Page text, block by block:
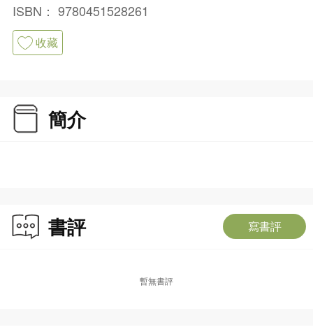
ISBN： 9780451528261
收藏
簡介
書評 寫書評
暫無書評